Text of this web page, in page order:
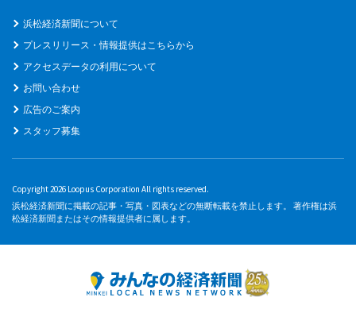
浜松経済新聞について
プレスリリース・情報提供はこちらから
アクセスデータの利用について
お問い合わせ
広告のご案内
スタッフ募集
Copyright 2026 Loopus Corporation All rights reserved.
浜松経済新聞に掲載の記事・写真・図表などの無断転載を禁止します。 著作権は浜
松経済新聞またはその情報提供者に属します。